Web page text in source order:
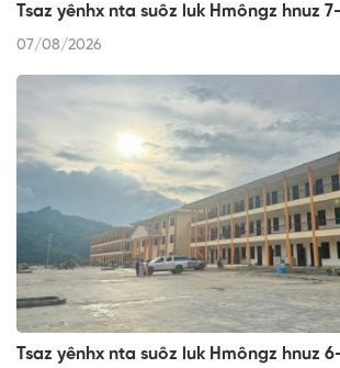
Tsaz yênhx nta suôz luk Hmôngz hnuz
07/08/2026
Tsaz yênhx nta suôz luk Hmôngz hnuz